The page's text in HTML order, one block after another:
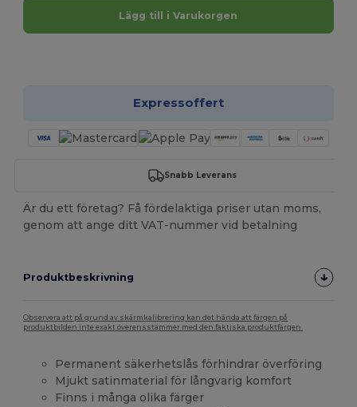
Lägg till i Varukorgen
Expressoffert
Snabb Leverans
Är du ett företag? Få fördelaktiga priser utan moms,
genom att ange ditt VAT-nummer vid betalning
Produktbeskrivning
Observera att på grund av skärmkalibrering kan det hända att färgen på
produktbilden inte exakt överensstämmer med den faktiska produktfärgen.
Permanent säkerhetslås förhindrar överföring
Mjukt satinmaterial för långvarig komfort
Finns i många olika färger